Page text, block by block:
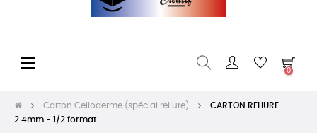
Basculer
☰
0
Carton Celloderme (spécial reliure)
CARTON RELIURE
2.4mm - 1/2 format